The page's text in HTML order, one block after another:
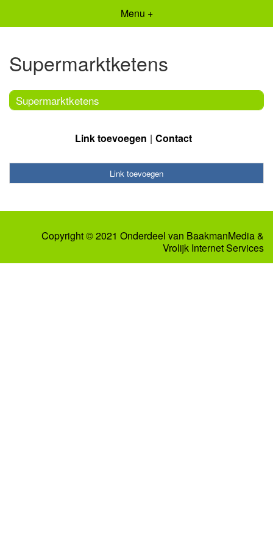
Menu +
Supermarktketens
Supermarktketens
Link toevoegen Contact
Link toevoegen
Copyright © 2021 Onderdeel van BaakmanMedia&
Vrolijk Internet Services